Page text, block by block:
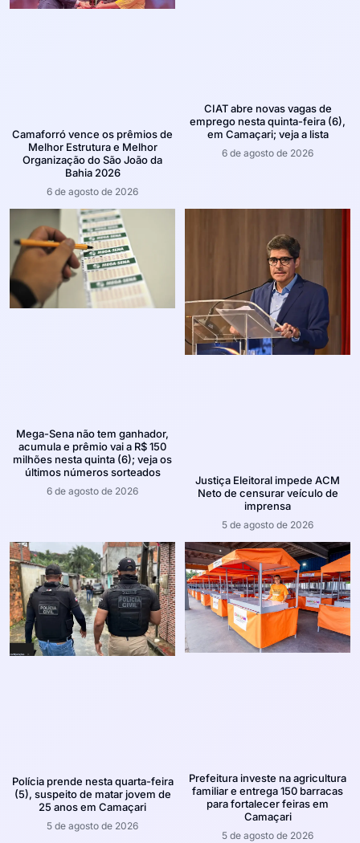
Camaforró vence os prêmios de
Melhor Estrutura e Melhor
Organização do São João da
Bahia 2026
6 de agosto de 2026
CIAT abre novas vagas de
emprego nesta quinta-feira (6),
em Camaçari; veja a lista
6 de agosto de 2026
Mega-Sena não tem ganhador,
acumula e prêmio vai a R$ 150
milhões nesta quinta (6); veja os
últimos números sorteados
6 de agosto de 2026
Justiça Eleitoral impede ACM
Neto de censurar veículo de
imprensa
5 de agosto de 2026
Polícia prende nesta quarta-feira
(5), suspeito de matar jovem de
25 anos em Camaçari
5 de agosto de 2026
Prefeitura investe na agricultura
familiar e entrega 150 barracas
para fortalecer feiras em
Camaçari
5 de agosto de 2026